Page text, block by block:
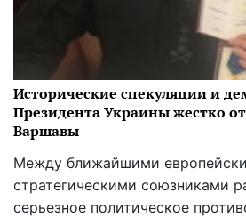
Исторические спекуляции и
Президента Украины жестко
Варшавы
Между ближайшими
стратегическими союзниками
серьезное политическое